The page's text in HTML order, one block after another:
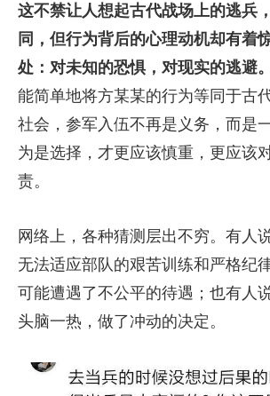
这不禁让人想起古代战场上的逃兵
同，但行为背后的心理动机却有着
处：对未知的恐惧，对现实的逃避。
能简单地将方某某的行为等同于古
社会，参军入伍不再是义务，而是
为是选择，才更应该慎重，更应该
责。
网络上，各种猜测层出不穷。有人
无法适应部队的艰苦训练和严格纪
可能遭遇了不公平的待遇；也有人
头脑一热，做了冲动的决定。